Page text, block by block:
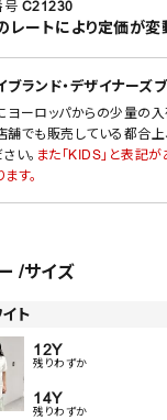
号 C21230
レートにより定価が変
ブランド・デザイナーズ
ヨーロッパからの少量の入
舗でも販売している都合上
い。 また「KIDS」と表記
す。
サイズ
ト
12Y
残りわずか
14Y
残りわずか